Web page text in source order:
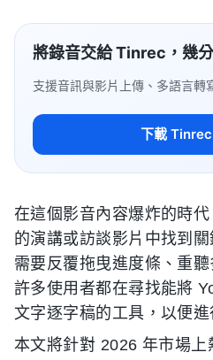
將錄音交給 Tinrec，幾
支援音訊與影片上傳、多語言轉
下載
在這個影音內容爆炸的時
的演講或訪談影片中找到
需要反覆拖曳進度條、重
許多使用者都在尋找能將
文字逐字稿的工具，以便進
本文將針對 2026 年市場